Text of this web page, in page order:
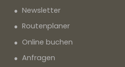
Newsletter
Routenplaner
Online buchen
Anfragen